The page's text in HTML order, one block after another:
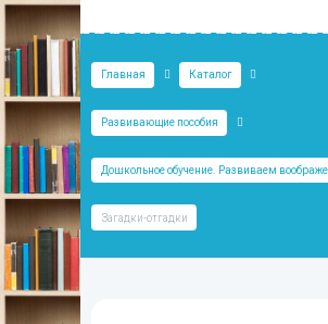
Главная Каталог
Развивающие пособия
Дошкольное обучение. Развиваем
Загадки-отгадки